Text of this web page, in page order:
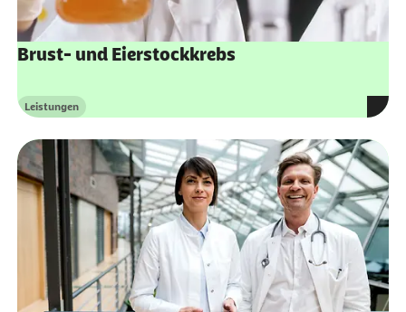
Brust- und Eierstockkrebs
Kategorie
Leistungen